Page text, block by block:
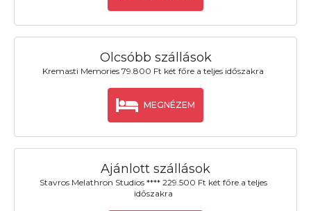
Olcsóbb szállások
Kremasti Memories 79.800 Ft két főre a teljes időszakra
MEGNÉZEM
Ajánlott szállások
Stavros Melathron Studios **** 229.500 Ft két főre a teljes
időszakra